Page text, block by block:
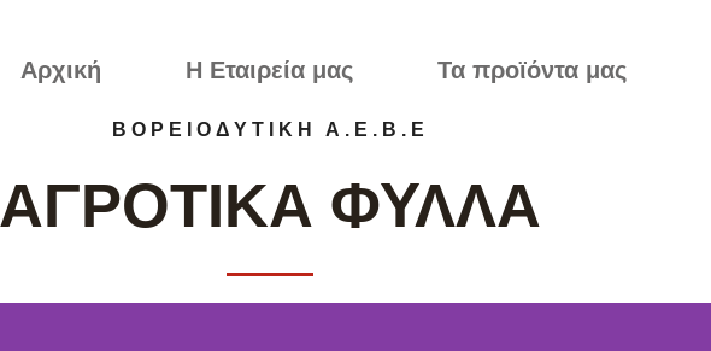
Aρχική Η Εταιρεία μας Τα προϊόντα μας
ΒΟΡΕΙΟΔΥΤΙΚΗ Α.Ε.Β.Ε
ΑΓΡΟΤΙΚΑ ΦΥΛΛΑ